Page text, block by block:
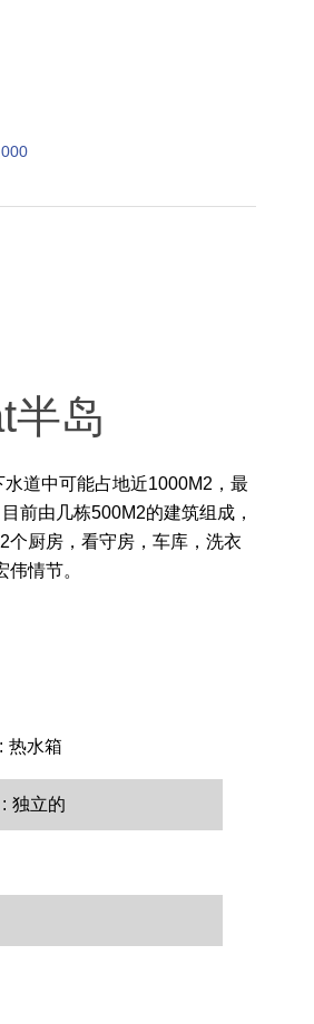
半岛
道中可能占地近1000M2，最
前由几栋500M2的建筑组成，
个厨房，看守房，车库，洗衣
情节。
热水箱
独立的